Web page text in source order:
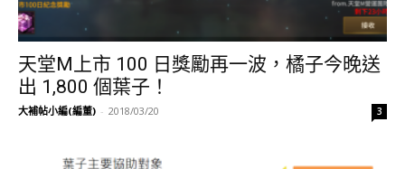
天堂M上市 100 日獎勵再一波，橘子今晚送
出 1,800 個葉子！
大補帖小編(編董) - 2018/03/20 3